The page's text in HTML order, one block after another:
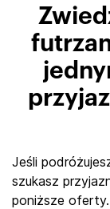
Jeśli
szukasz
poniższe